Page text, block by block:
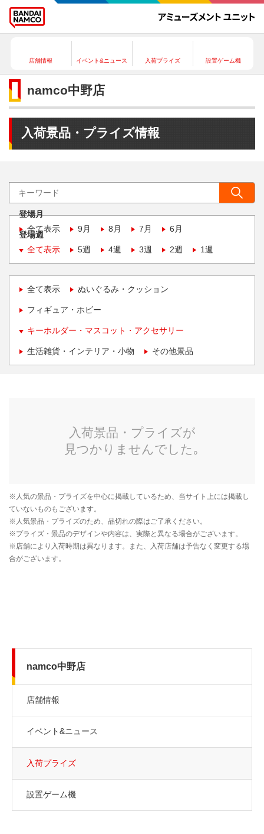
店舗情報 イベント&ニュース 入荷プライズ 設置ゲーム機
namco中野店
入荷景品・プライズ情報
登場月
全て表示
9月 8月 7月 6月
登場週
全て表示
5週 4週 3週 2週 1週
全て表示 ぬいぐるみ・クッション
フィギュア・ホビー
キーホルダー・マスコット・アクセサリー
生活雑貨・インテリア・小物 その他景品
namco中野店
店舗情報
イベント&ニュース
入荷プライズ
設置ゲーム機